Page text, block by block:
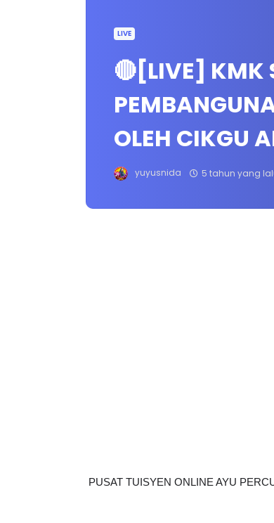
LIVE
🔴[LIVE] KMK
OLEH CIKGU
yuyusnida 5 tahun yang
PUSAT TUISYEN ONLINE AYU